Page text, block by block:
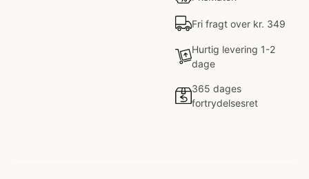
Fri fragt over kr. 349
Hurtig levering 1-2
dage
365 dages
fortrydelsesret